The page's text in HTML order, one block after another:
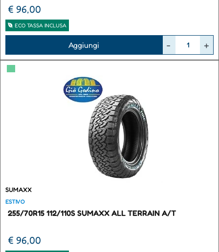
€ 96,00
ECO TASSA INCLUSA
Aggiungi
▀
SUMAXX
ESTIVO
255/70R15 112/110S SUMAXX ALL TERRAIN A/T
€ 96,00